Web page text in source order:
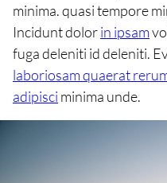
minima. quasi tempore
Incidunt dolorin ipsam
fuga deleniti id deleniti.
laboriosam quaerat
adipisci minima unde.